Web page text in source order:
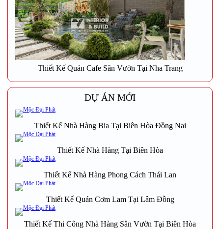
Thiết Kế Quán Cafe Sân Vườn Tại Nha Trang
DỰ ÁN MỚI
Thiết Kế Nhà Hàng Bia Tại Biên Hòa Đồng Nai
Thiết Kế Nhà Hàng Tại Biên Hòa
Thiết Kế Nhà Hàng Phong Cách Thái Lan
Thiết Kế Quán Cơm Lam Tại Lâm Đồng
Thiết Kế Thi Công Nhà Hàng Sân Vườn Tại Biên Hòa